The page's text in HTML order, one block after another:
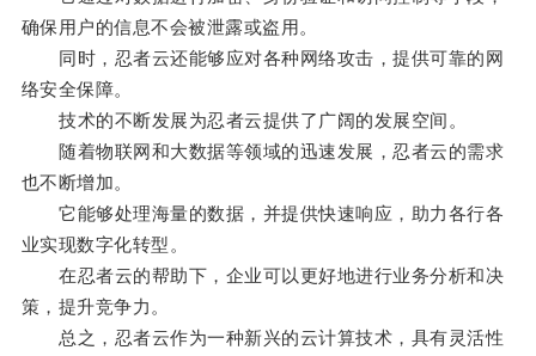
确保用户的信息不会被泄露或盗用。
同时，忍者云还能够应对各种网络攻击，提供可靠的网
络安全保障。
技术的不断发展为忍者云提供了广阔的发展空间。
随着物联网和大数据等领域的迅速发展，忍者云的需求
也不断增加。
它能够处理海量的数据，并提供快速响应，助力各行各
业实现数字化转型。
在忍者云的帮助下，企业可以更好地进行业务分析和决
策，提升竞争力。
总之，忍者云作为一种新兴的云计算技术，具有灵活性